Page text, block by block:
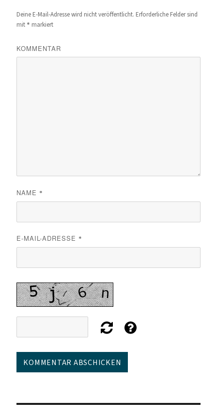
Deine E-Mail-Adresse wird nicht veröffentlicht. Erforderliche Felder sind
mit * markiert
KOMMENTAR
NAME *
E-MAIL-ADRESSE *
Beitragsnavigation